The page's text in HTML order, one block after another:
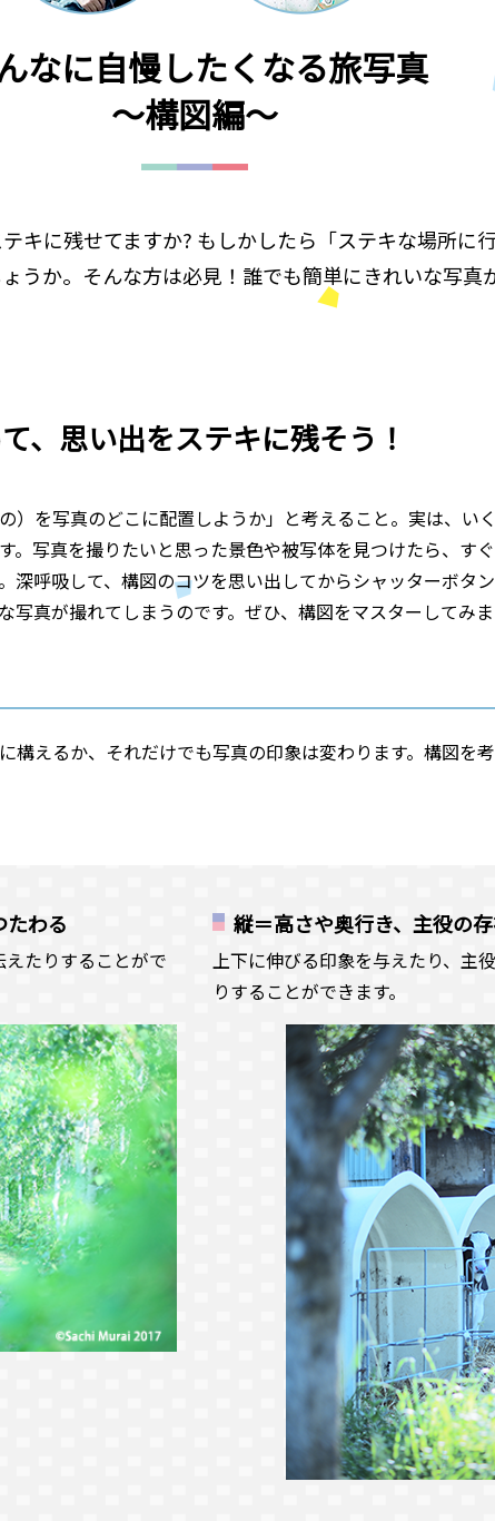
なに自慢したくなる旅写真
～構図編～
キに残せてますか? もしかしたら「ステキな場所に
うか。そんな方は必見！誰でも簡単にきれいな写真
、思い出をステキに残そう！
を写真のどこに配置しようか」と考えること。実は、い
。写真を撮りたいと思った景色や被写体を見つけたら、す
深呼吸して、構図のコツを思い出してからシャッターボタ
真が撮れてしまうのです。ぜひ、構図をマスターしてみま
構えるか、それだけでも写真の印象は変わります。構図を
たわる
たりすることがで
縦＝高さや奥行き、主役の
上下に伸びる印象を与えたり、主
りすることができます。